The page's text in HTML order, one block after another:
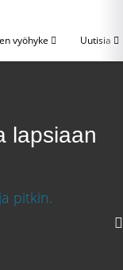
vyöhyke Uutisia
lapsiaan